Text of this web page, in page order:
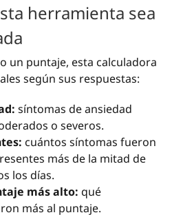
herramienta sea
un puntaje, esta calculadora
según sus respuestas:
síntomas de ansiedad
o severos.
cuántos síntomas fueron
más de la mitad de
los días.
más alto: qué
más al puntaje.